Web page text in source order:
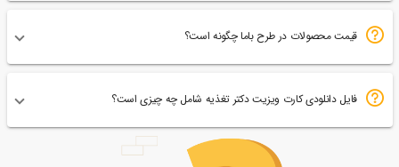
قیمت محصولات در طرح باما چگونه است؟
فایل دانلودی کارت ویزیت دکتر تغذیه شامل چه چیزی است؟